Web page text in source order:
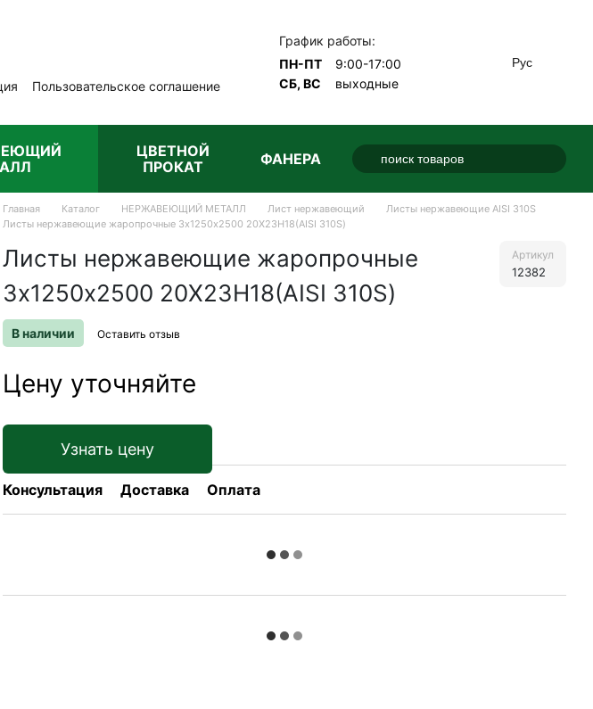
Пользовательское соглашение
График работы:
ПН-ПТ
9:00-17:00
СБ, ВС
выходные
Рус
ЦВЕТНОЙ
ПРОКАТ
ФАНЕРА
Главная Каталог НЕРЖАВЕЮЩИЙ МЕТАЛЛ Лист нержавеющий
Листы нержавеющие AISI 310S
Листы нержавеющие жаропрочные 3х1250х2500 20Х23Н18(AISI 310S)
Листы нержавеющие жаропрочные
3х1250х2500 20Х23Н18(AISI 310S)
Артикул
12382
В наличии Оставить отзыв
Цену уточняйте
Узнать цену
Консультация Доставка Оплата